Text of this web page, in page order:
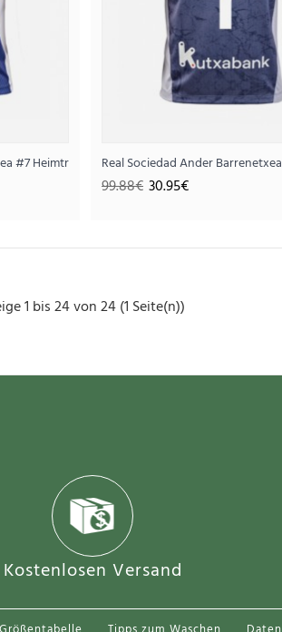
99.88€
..
Real Sociedad Takefusa Kubo #14
#7 Heimtrikot 2025-26 Kurzarm
Real Sociedad Ander
99.88€ 30.95€
1 bis 24 von 24 (1 Seite(n))
Kostenlosen Versand